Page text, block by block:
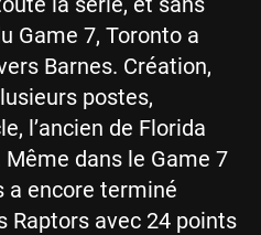
Game 7, Toronto a
Barnes. Création,
postes,
l’ancien de Florida
dans le Game 7
a encore terminé
Raptors avec 24 points